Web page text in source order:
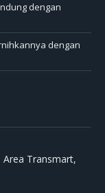
dengan
dengan
Area Transmart,